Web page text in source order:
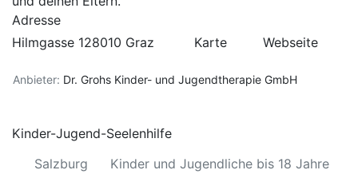
Adresse
Hilmgasse 128010 Graz
Karte Webseite
Anbieter: Dr. Grohs Kinder- und Jugendtherapie GmbH
Kinder-Jugend-Seelenhilfe
Salzburg
Kinder und Jugendliche bis 18 Jahre